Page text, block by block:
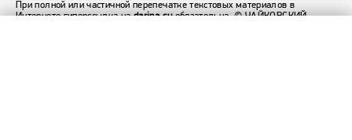
При полной или частичной перепечатке текстовых материалов в
Интернете гиперссылка наdarina.suобязательна.© ЧАЙКОВСКИЙ